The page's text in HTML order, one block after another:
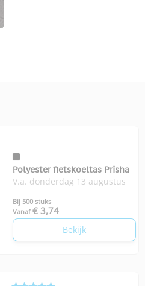
Polyester fietskoeltas Prisha
V.a. donderdag 13 augustus
Bij 500 stuks
Vanaf € 3,74
Bekijk